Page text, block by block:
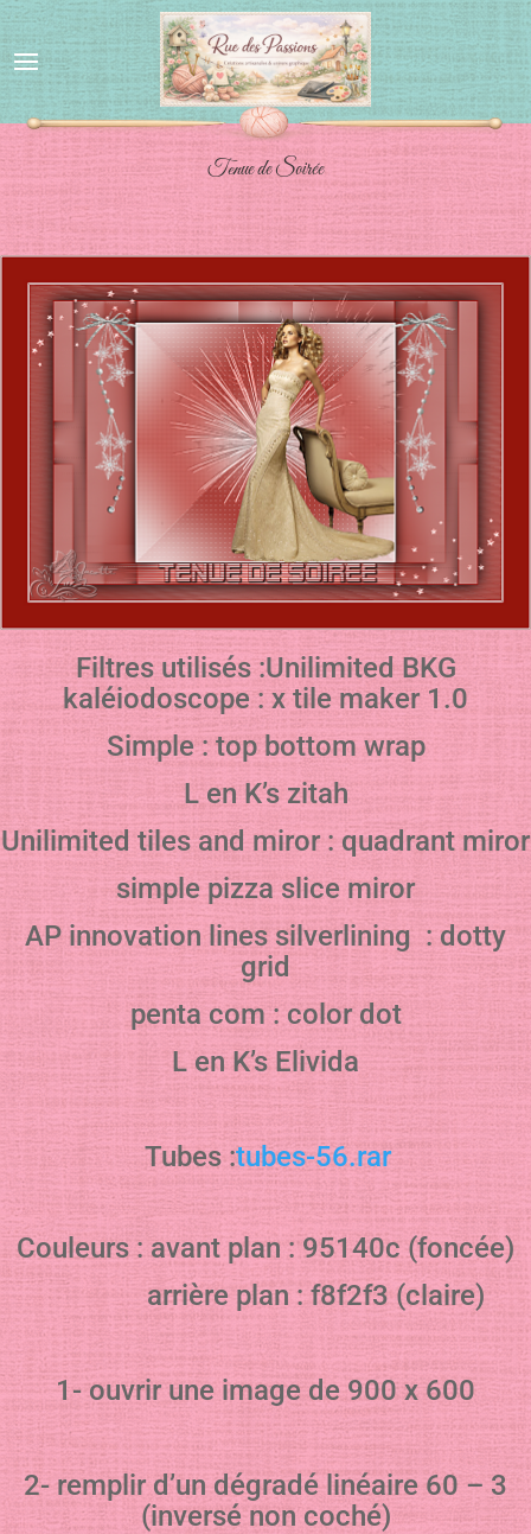
Tenue de Soirée
Filtres utilisés :Unilimited BKG
kaléiodoscope : x tile maker 1.0
Simple : top bottom wrap
L en K’s zitah
Unilimited tiles and miror : quadrant miror
simple pizza slice miror
AP innovation lines silverlining : dotty
grid
penta com : color dot
L en K’s Elivida
Tubes :tubes-56.rar
Couleurs : avant plan : 95140c (foncée)
arrière plan : f8f2f3 (claire)
1- ouvrir une image de 900 x 600
2- remplir d’un dégradé linéaire 60 – 3
(inversé non coché)